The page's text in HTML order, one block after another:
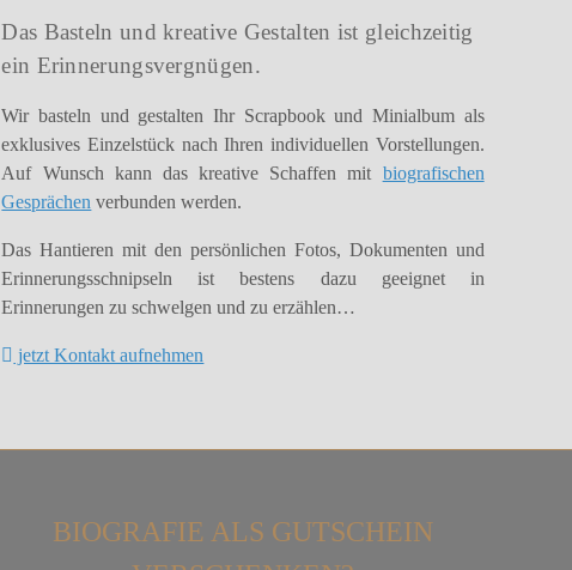
Das Basteln und kreative Gestalten ist gleichzeitig
ein Erinnerungsvergnügen.
Wir basteln und gestalten Ihr Scrapbook und Minialbum als
exklusives Einzelstück nach Ihren individuellen Vorstellungen.
Auf Wunsch kann das kreative Schaffen mit biografischen
Gesprächen verbunden werden.
Das Hantieren mit den persönlichen Fotos, Dokumenten und
Erinnerungsschnipseln ist bestens dazu geeignet in
Erinnerungen zu schwelgen und zu erzählen…
jetzt Kontakt aufnehmen
BIOGRAFIE ALS GUTSCHEIN